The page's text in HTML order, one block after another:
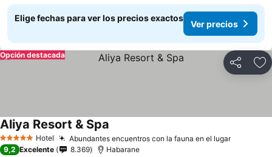
Elige fechas para ver los precios exactos
Ver precios
Compartir
Opción destacada
5 Estrellas Hotel Abundantes encuentros con la fauna en el lugar
Aliya Resort & Spa
9,2 Excelente 8.369 Habarane